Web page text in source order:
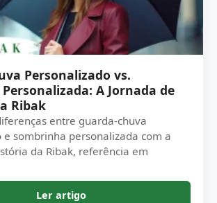
Personalizado vs.
A Jornada de
Ribak
entre guarda-chuva
e sombrinha personalizada com a
da Ribak, referência em
Ler artigo